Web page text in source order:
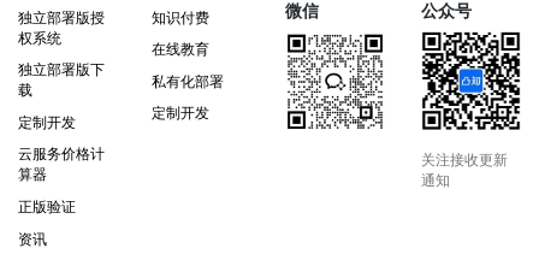
独立部署版授
权系统
独立部署版下
载
定制开发
云服务价格计
算器
正版验证
资讯
知识付费
在线教育
私有化部署
定制开发
微信 公众号
关注接收更新
通知